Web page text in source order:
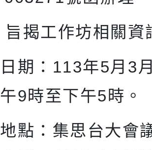
旨揭工作坊相關資
日期：113年5月3
午9時至下午5時。
地點：集思台大會